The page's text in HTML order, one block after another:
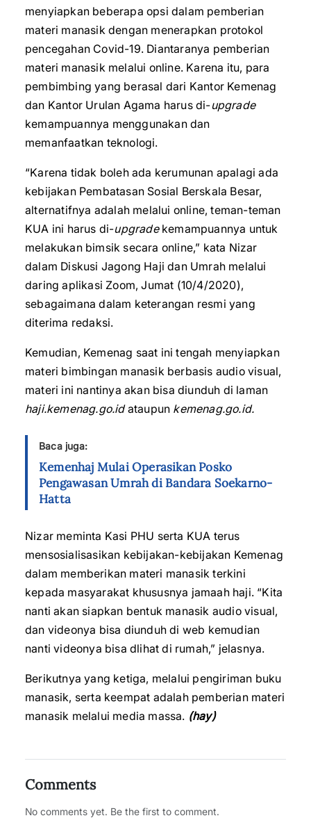
menyiapkan beberapa opsi dalam pemberian
materi manasik dengan menerapkan protokol
pencegahan Covid-19. Diantaranya pemberian
materi manasik melalui online. Karena itu, para
pembimbing yang berasal dari Kantor Kemenag
dan Kantor Urulan Agama harus di-upgrade
kemampuannya menggunakan dan
memanfaatkan teknologi.
“Karena tidak boleh ada kerumunan apalagi ada
kebijakan Pembatasan Sosial Berskala Besar,
alternatifnya adalah melalui online, teman-teman
KUA ini harus di-upgradekemampuannya untuk
melakukan bimsik secara online,” kata Nizar
dalam Diskusi Jagong Haji dan Umrah melalui
daring aplikasi Zoom, Jumat (10/4/2020),
sebagaimana dalam keterangan resmi yang
diterima redaksi.
Kemudian, Kemenag saat ini tengah menyiapkan
materi bimbingan manasik berbasis audio visual,
materi ini nantinya akan bisa diunduh di laman
haji.kemenag.go.idataupun kemenag.go.id.
Baca juga:
Kemenhaj Mulai Operasikan Posko
Pengawasan Umrah di Bandara Soekarno-
Hatta
Nizar meminta Kasi PHU serta KUA terus
mensosialisasikan kebijakan-kebijakan Kemenag
dalam memberikan materi manasik terkini
kepada masyarakat khususnya jamaah haji. “Kita
nanti akan siapkan bentuk manasik audio visual,
dan videonya bisa diunduh di web kemudian
nanti videonya bisa dlihat di rumah,” jelasnya.
Berikutnya yang ketiga, melalui pengiriman buku
manasik, serta keempat adalah pemberian materi
manasik melalui media massa. (hay)
Comments
No comments yet. Be the first to comment.